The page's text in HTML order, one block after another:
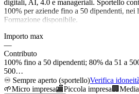
digitali, AI, 4.0 e manageriali. Sportello
100% per aziende fino a 50 dipendenti,
Formazione disponibile.
Importo max
—
Contributo
100% fino a 50 dipendenti; 80% da 51 a
500…
♾️ Sempre aperto (sportello)Verifica
🌱Micro impresa🏬Piccola impresa 🏢